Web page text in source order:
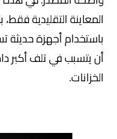
المعاينة التقليدية
باستخدام أجهزة حديثة
أن يتسبب في تلف أكبر
الخزانات.